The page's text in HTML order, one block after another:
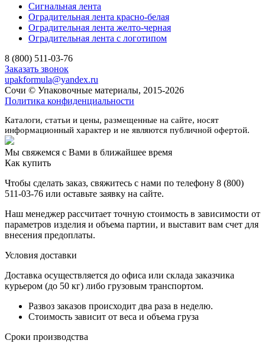
Сигнальная лента
Оградительная лента красно-белая
Оградительная лента желто-черная
Оградительная лента с логотипом
8 (800) 511-03-76
Заказать звонок
upakformula@yandex.ru
Сочи © Упаковочные материалы, 2015-2026
Политика конфиденциальности
Каталоги, статьи и цены, размещенные на сайте, носят
информационный характер и не являются публичной офертой.
Мы свяжемся с Вами в ближайшее время
Как купить
Чтобы сделать заказ, свяжитесь с нами по телефону 8 (800)
511-03-76 или оставьте заявку на сайте.
Наш менеджер рассчитает точную стоимость в зависимости от
параметров изделия и объема партии, и выставит вам счет для
внесения предоплаты.
Условия доставки
Доставка осуществляется до офиса или склада заказчика
курьером (до 50 кг) либо грузовым транспортом.
Развоз заказов происходит два раза в неделю.
Стоимость зависит от веса и объема груза
Сроки производства